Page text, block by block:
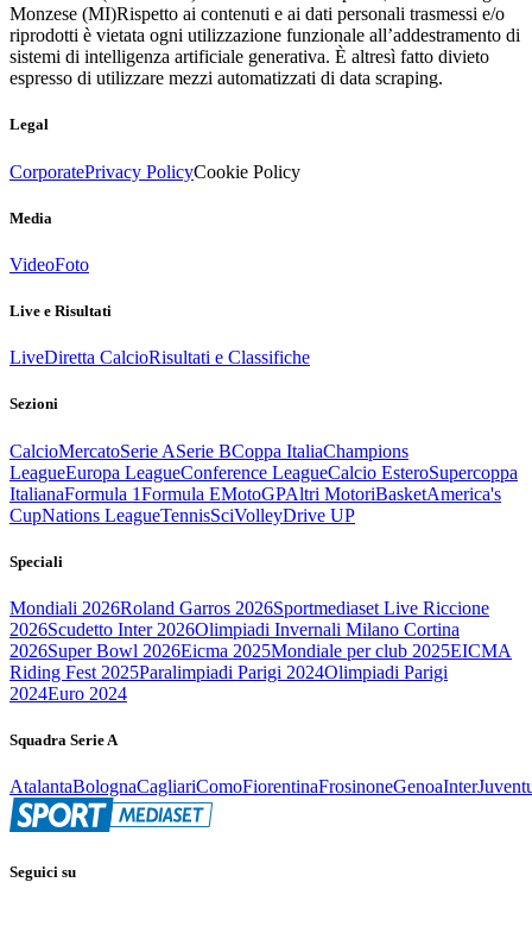
Monzese (MI)Rispetto ai contenuti e ai dati personali trasmessi e/o
riprodotti è vietata ogni utilizzazione funzionale all’addestramento di
sistemi di intelligenza artificiale generativa. È altresì fatto divieto
espresso di utilizzare mezzi automatizzati di data scraping.
Legal
CorporatePrivacy PolicyCookie Policy
Media
VideoFoto
Live e Risultati
LiveDiretta CalcioRisultati e Classifiche
Sezioni
CalcioMercatoSerie ASerie BCoppa ItaliaChampions
LeagueEuropa LeagueConference LeagueCalcio EsteroSupercoppa
ItalianaFormula 1Formula EMotoGPAltri MotoriBasketAmerica's
CupNations LeagueTennisSciVolleyDrive UP
Speciali
Mondiali 2026Roland Garros 2026Sportmediaset Live Riccione
2026Scudetto Inter 2026Olimpiadi Invernali Milano Cortina
2026Super Bowl 2026Eicma 2025Mondiale per club 2025EICMA
Riding Fest 2025Paralimpiadi Parigi 2024Olimpiadi Parigi
2024Euro 2024
Squadra Serie A
AtalantaBolognaCagliariComoFiorentinaFrosinoneGenoaInter
Seguici su